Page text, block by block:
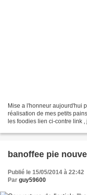
Mise a l'honneur aujourd'hui
réalisation de mes petits
les foodies lien ci-contre link
banoffee pie
Publié le 15/05/2014 à 22:42
Par guy59600